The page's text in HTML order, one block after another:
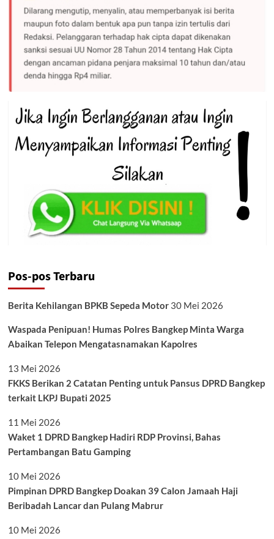
Pos-pos Terbaru
Berita Kehilangan BPKB Sepeda Motor 30 Mei 2026
Waspada Penipuan! Humas Polres Bangkep Minta Warga
Abaikan Telepon Mengatasnamakan Kapolres
13 Mei 2026
FKKS Berikan 2 Catatan Penting untuk Pansus DPRD Bangkep
terkait LKPJ Bupati 2025
11 Mei 2026
Waket 1 DPRD Bangkep Hadiri RDP Provinsi, Bahas
Pertambangan Batu Gamping
10 Mei 2026
Pimpinan DPRD Bangkep Doakan 39 Calon Jamaah Haji
Beribadah Lancar dan Pulang Mabrur
10 Mei 2026